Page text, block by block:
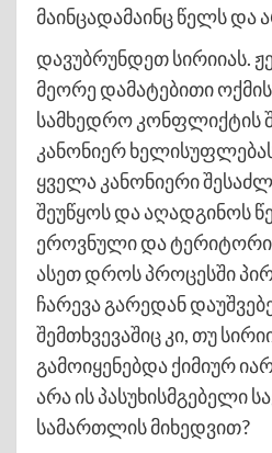
მაინცადამაინც წელს და
დავუბრუნდეთ სირიიას.
მეორე დამატებითი
სამხედრო კონფლიქტის
კანონიერ
ყველა კანონიერი
შეუწყოს და აღადგინოს
ეროვნული და
ასეთ დროს პროცესში
ჩარევა გარედან
შემთხვევაშიც კი, თუ
გამოიყენებდა ქიმიურ
არა ის პასუხისმგებელი
სამართლის მიხედვით?